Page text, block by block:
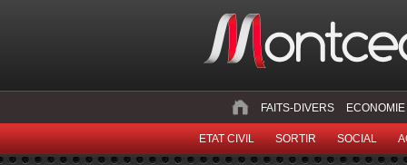
FAITS-DIVERS ECONOMIE
ETAT CIVIL SORTIR SOCIAL